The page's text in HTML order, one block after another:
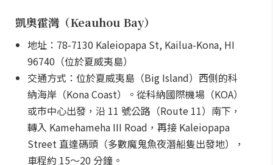
凱奧霍灣（Keauhou Bay）
地址：78-7130 Kaleiopapa St, Kailua-Kona, HI
96740（位於夏威夷島）
交通方式：位於夏威夷島（Big Island）西側的科
納海岸（Kona Coast）。從科納國際機場（KOA）
或市中心出發，沿 11 號公路（Route 11）南下，
轉入 Kamehameha III Road，再接 Kaleiopapa
Street 直達碼頭（多數魔鬼魚夜潛船隻出發地），
車程約 15～20 分鐘。